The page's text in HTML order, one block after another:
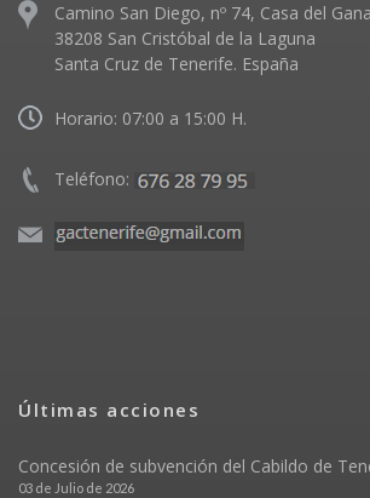
Camino San Diego, nº 74, Casa del
38208 San Cristóbal de la Laguna
Santa Cruz de Tenerife. España
Horario: 07:00 a 15:00 H.
Teléfono:
Últimas acciones
Concesión de subvención del Cabildo de
03 de Julio de 2026